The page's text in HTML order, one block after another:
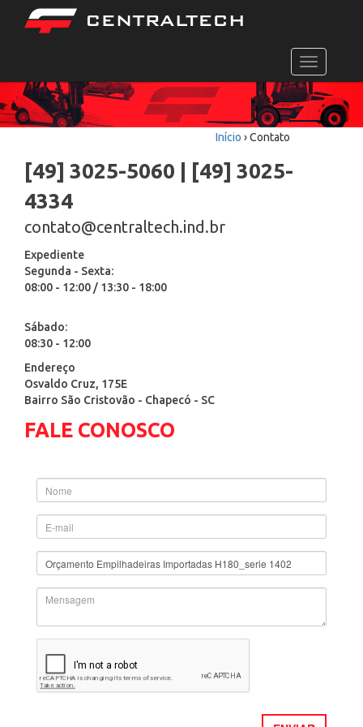
Toggle
navigation
Início ›Contato
[49] 3025-5060 | [49] 3025-
4334
contato@centraltech.ind.br
Expediente
Segunda - Sexta:
08:00 - 12:00 / 13:30 - 18:00
Sábado:
08:30 - 12:00
Endereço
Osvaldo Cruz, 175E
Bairro São Cristovão - Chapecó - SC
FALE CONOSCO